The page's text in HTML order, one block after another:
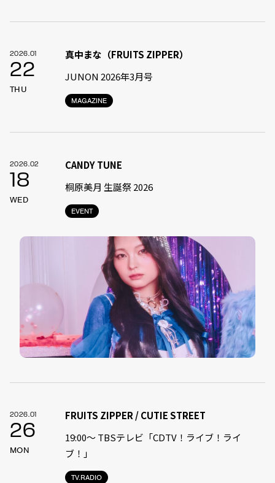
2026.01
22
THU
MAGAZINE
真中まな（FRUITS ZIPPER）
JUNON 2026年3月号
2026.02
18
WED
EVENT
CANDY TUNE
桐原美月 生誕祭 2026
2026.01
26
MON
TV.RADIO
FRUITS ZIPPER / CUTIE STREET
19:00〜 TBSテレビ「CDTV！ライブ！ライ
ブ！」